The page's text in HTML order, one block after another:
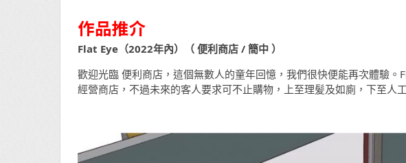
作品推介
Flat Eye（2022年內）（ 便利商店 / 簡中 ）
歡迎光臨 便利商店，這個無數人的童年回憶，我們很快便能再次體驗
經營商店，不過未來的客人要求可不止購物，上至理髪及如廁，下至人